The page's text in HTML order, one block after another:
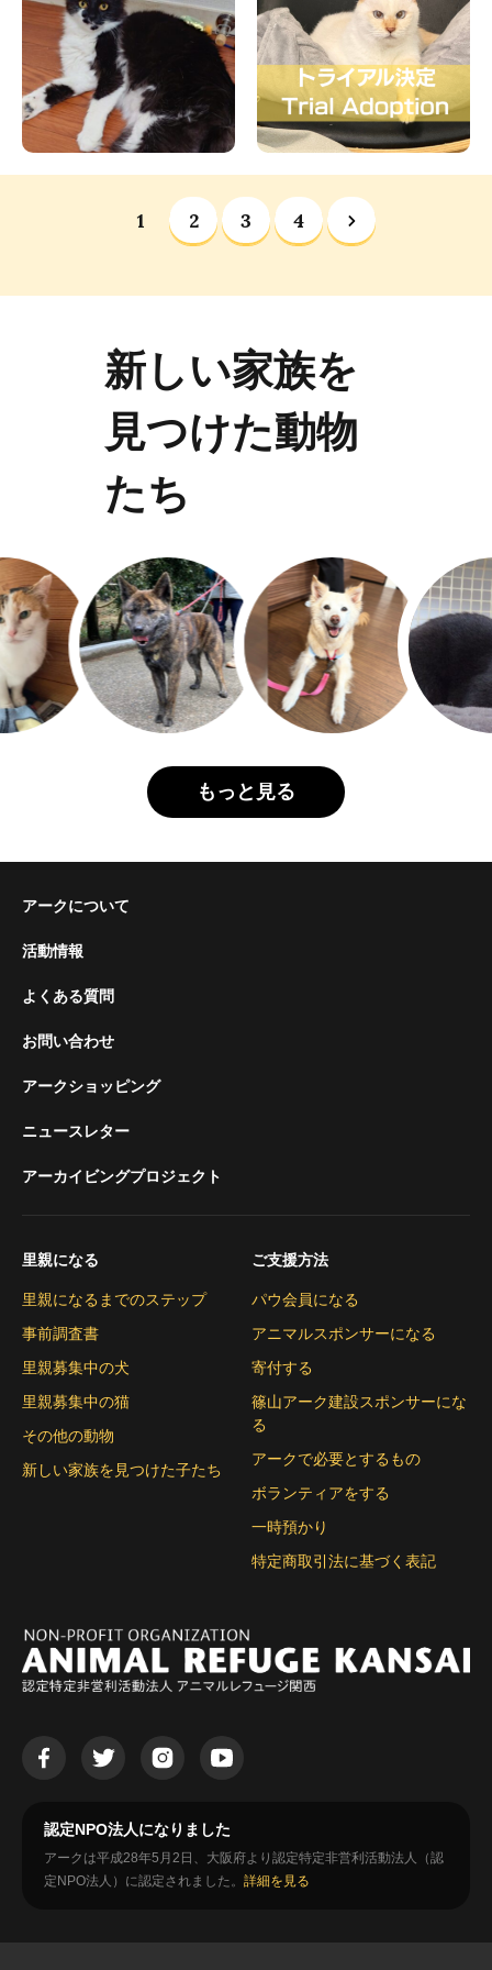
1 2 3 4
新しい家族を
見つけた動物
たち
もっと見る
アークについて
活動情報
よくある質問
お問い合わせ
アークショッピング
ニュースレター
アーカイビングプロジェクト
里親になる
里親になるまでのステップ
事前調査書
里親募集中の犬
里親募集中の猫
その他の動物
新しい家族を見つけた子たち
ご支援方法
パウ会員になる
アニマルスポンサーになる
寄付する
篠山アーク建設スポンサーにな
る
アークで必要とするもの
ボランティアをする
一時預かり
特定商取引法に基づく表記
認定NPO法人になりました
アークは平成28年5月2日、大阪府より認定特定非営利活動法人（認
定NPO法人）に認定されました。 詳細を見る